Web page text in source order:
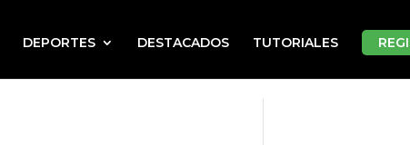
DEPORTES
DESTACADOS TUTORIALES